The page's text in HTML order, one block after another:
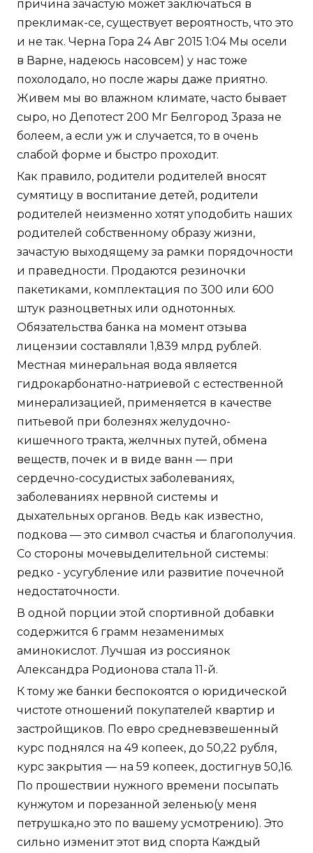
причина зачастую может заключаться в
преклимак-се, существует вероятность, что это
и не так. Черна Гора 24 Авг 2015 1:04 Мы осели
в Варне, надеюсь насовсем) у нас тоже
похолодало, но после жары даже приятно.
Живем мы во влажном климате, часто бывает
сыро, но Депотест 200 Мг Белгород 3раза не
болеем, а если уж и случается, то в очень
слабой форме и быстро проходит.
Как правило, родители родителей вносят
сумятицу в воспитание детей, родители
родителей неизменно хотят уподобить наших
родителей собственному образу жизни,
зачастую выходящему за рамки порядочности
и праведности. Продаются резиночки
пакетиками, комплектация по 300 или 600
штук разноцветных или однотонных.
Обязательства банка на момент отзыва
лицензии составляли 1,839 млрд рублей.
Местная минеральная вода является
гидрокарбонатно-натриевой с естественной
минерализацией, применяется в качестве
питьевой при болезнях желудочно-
кишечного тракта, желчных путей, обмена
веществ, почек и в виде ванн — при
сердечно-сосудистых заболеваниях,
заболеваниях нервной системы и
дыхательных органов. Ведь как известно,
подкова — это символ счастья и благополучия.
Со стороны мочевыделительной системы:
редко - усугубление или развитие почечной
недостаточности.
В одной порции этой спортивной добавки
содержится 6 грамм незаменимых
аминокислот. Лучшая из россиянок
Александра Родионова стала 11-й.
К тому же банки беспокоятся о юридической
чистоте отношений покупателей квартир и
застройщиков. По евро средневзвешенный
курс поднялся на 49 копеек, до 50,22 рубля,
курс закрытия — на 59 копеек, достигнув 50,16.
По прошествии нужного времени посыпать
кунжутом и порезанной зеленью(у меня
петрушка,но это по вашему усмотрению). Это
сильно изменит этот вид спорта Каждый